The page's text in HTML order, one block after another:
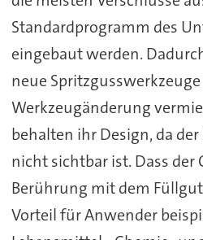
Standardprogramm des
eingebaut werden.
neue
Werkzeugänderung
behalten ihr Design, da
nicht sichtbar ist. Dass der
Berührung mit dem
Vorteil für Anwender